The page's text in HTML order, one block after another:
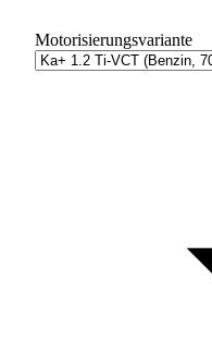
Motorisierungsvariante